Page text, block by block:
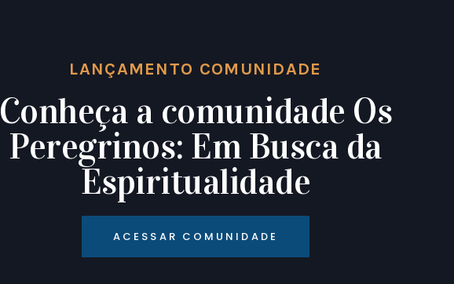
LANÇAMENTO COMUNIDADE
Conheça a comunidade Os
Peregrinos: Em Busca da
Espiritualidade
ACESSAR COMUNIDADE